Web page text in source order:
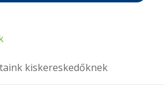
kiskereskedőknek